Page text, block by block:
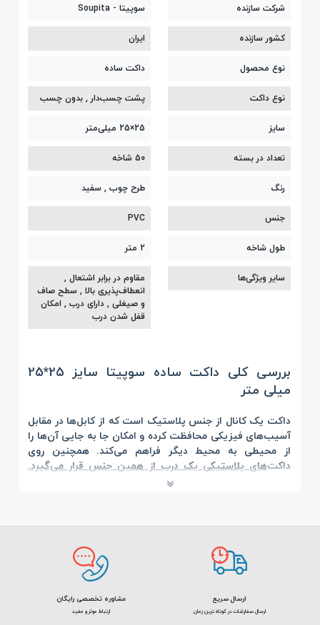
شرکت سازنده
سوپیتا - Soupita
کشور سازنده
ایران
نوع محصول
داکت ساده
نوع داکت
پشت چسب‌دار , بدون چسب
سایز
25×25 میلی‌متر
تعداد در بسته
50 شاخه
رنگ
طرح چوب , سفید
جنس
PVC
طول شاخه
2 متر
سایر ویژگی‌ها
مقاوم در برابر اشتعال ,
انعطاف‌پذیری بالا , سطح صاف
و صیغلی , دارای درب , امکان
قفل شدن درب
بررسی کلی داکت ساده سوپیتا سایز 25*25
میلی‌ متر
داکت یک کانال از جنس پلاستیک است که از کابل‌ها در مقابل
آسیب‌های فیزیکی محافظت کرده و امکان جا به جایی آن‌ها را
از محیطی به محیط دیگر فراهم می‌کند. همچنین روی
داکت‌های پلاستیکی یک درب از همین جنس قرار می‌گیرد.
جنس بدنه‌ی این محصول از PVC مرغوب است که مقاومت
دارد. در ضمنبرند سوپیتا
داکت‌های خود را با استاندارد
از جمله ویژگی‌های داکت سوپیتا، درب‌هایی با امکان قفل
شدن هستند. همچنین این محصولات انعطاف پذیری بالا و
ارسال سریع
ارسال سفارشات در کوتاه ترین زمان
مشاوره تخصصی رایگان
ارتباط موثر و مفید